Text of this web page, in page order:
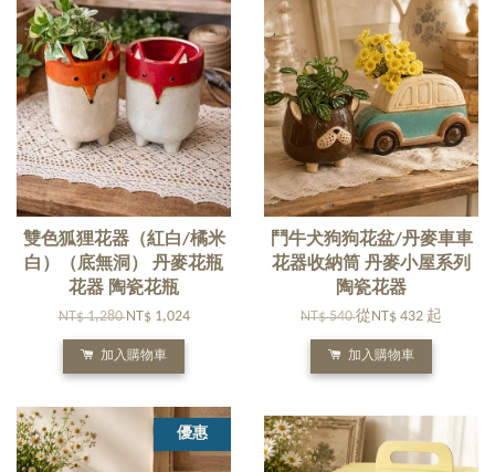
雙色狐狸花器（紅白/橘米
白）（底無洞） 丹麥花瓶
花器 陶瓷花瓶
NT$ 1,280NT$ 1,024
加入購物車
鬥牛犬狗狗花盆/丹麥車車
花器收納筒 丹麥小屋系列
陶瓷花器
NT$ 540從 NT$ 432 起
加入購物車
優惠